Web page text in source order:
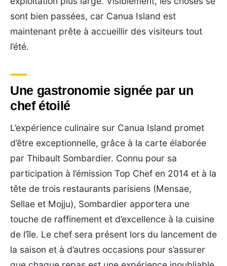
sont bien passées, car Canua Island est
maintenant prête à accueillir des visiteurs tout
l’été.
Une gastronomie signée par un
chef étoilé
L’expérience culinaire sur Canua Island promet
d’être exceptionnelle, grâce à la carte élaborée
par Thibault Sombardier. Connu pour sa
participation à l’émission Top Chef en 2014 et à la
tête de trois restaurants parisiens (Mensae,
Sellae et Mojju), Sombardier apportera une
touche de raffinement et d’excellence à la cuisine
de l’île. Le chef sera présent lors du lancement de
la saison et à d’autres occasions pour s’assurer